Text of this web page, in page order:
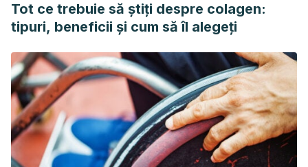
Tot ce trebuie să știți despre colagen:
tipuri, beneficii și cum să îl alegeți